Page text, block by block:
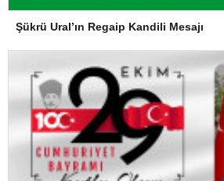
Şükrü Ural’ın Regaip Kandili Mesajı